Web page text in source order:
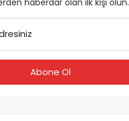
haberdar olan ilk kişi olun.